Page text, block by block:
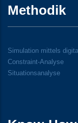
Methodik
Simulation mittels
Constraint-Analyse
Situationsanalyse